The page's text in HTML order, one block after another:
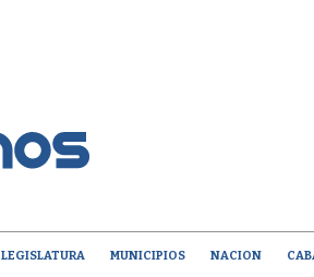
LEGISLATURA MUNICIPIOS NACION